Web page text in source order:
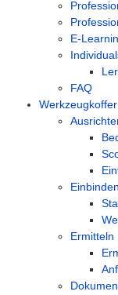
E-
FAQ
Werkzeugkoffer
Einbinden
Ermitteln